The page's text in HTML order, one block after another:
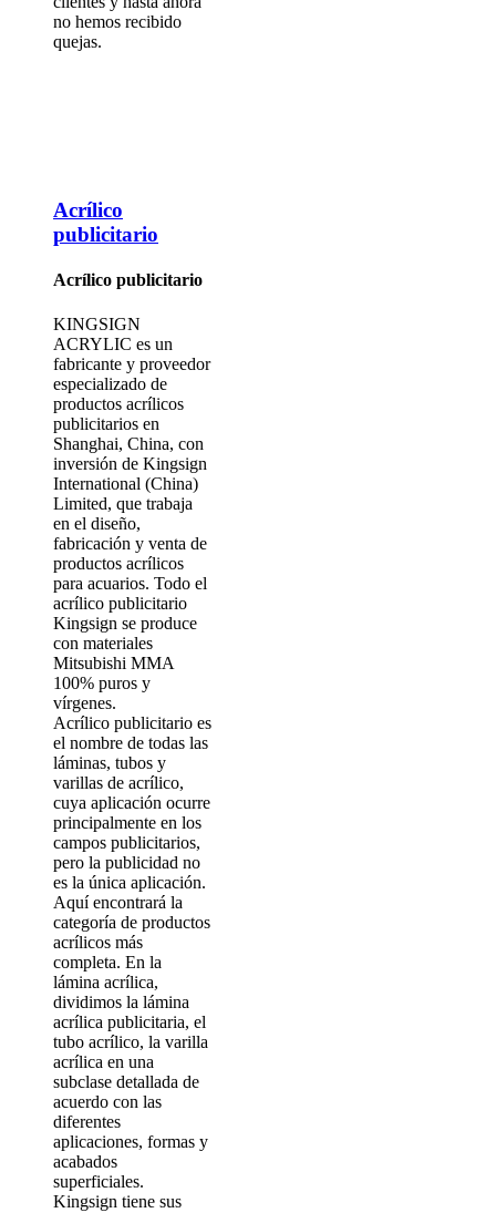
no hemos recibido
quejas.
Acrílico
publicitario
Acrílico publicitario
KINGSIGN
ACRYLIC es un
fabricante y proveedor
especializado de
productos acrílicos
publicitarios en
Shanghai, China, con
inversión de Kingsign
International (China)
Limited, que trabaja
en el diseño,
fabricación y venta de
productos acrílicos
para acuarios. Todo el
acrílico publicitario
Kingsign se produce
con materiales
Mitsubishi MMA
100% puros y
vírgenes.
Acrílico publicitario es
el nombre de todas las
láminas, tubos y
varillas de acrílico,
cuya aplicación ocurre
principalmente en los
campos publicitarios,
pero la publicidad no
es la única aplicación.
Aquí encontrará la
categoría de productos
acrílicos más
completa. En la
lámina acrílica,
dividimos la lámina
acrílica publicitaria, el
tubo acrílico, la varilla
acrílica en una
subclase detallada de
acuerdo con las
diferentes
aplicaciones, formas y
acabados
superficiales.
Kingsign tiene sus